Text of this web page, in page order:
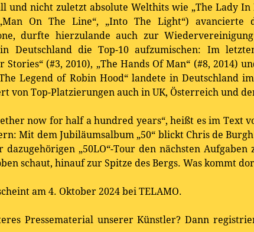
und nicht zuletzt absolute Welthits wie „The Lady In
„Man On The Line“, „Into The Light“)
durfte hierzulande auch zur
Deutschland die Top-10 aufzumischen: Im
Stories“ (#3, 2010), „The Hands Of Man“ (#8, 2014)
Legend of Robin Hood“ landete in Deutschland
von Top-Platzierungen auch in UK, Österreich und
now for half a hundred years“, heißt es im Text
Mit dem Jubiläumsalbum „50“ blickt Chris de
dazugehörigen „50LO“-Tour den nächsten
schaut, hinauf zur Spitze des Bergs. Was kommt
am 4. Oktober 2024 bei TELAMO.
Pressematerial unserer Künstler? Dann